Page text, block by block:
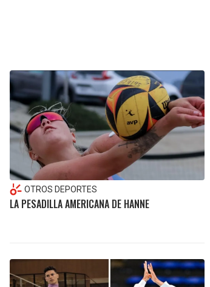
OTROS DEPORTES
LA PESADILLA AMERICANA DE HANNE